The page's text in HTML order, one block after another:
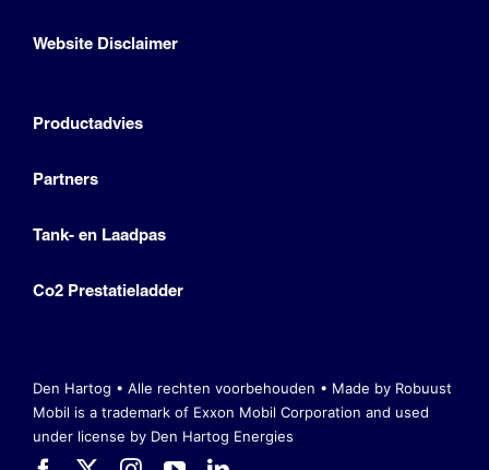
Website Disclaimer
Productadvies
Partners
Tank- en Laadpas
Co2 Prestatieladder
Den Hartog • Alle rechten voorbehouden • Made by Robuust
Mobil is a trademark of Exxon Mobil Corporation and used
under license by Den Hartog Energies